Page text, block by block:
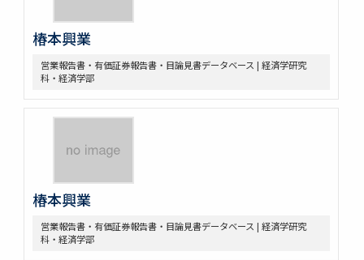
椿本興業
営業報告書・有価証券報告書・目論見書データベース | 経済学研究
科・経済学部
椿本興業
営業報告書・有価証券報告書・目論見書データベース | 経済学研究
科・経済学部